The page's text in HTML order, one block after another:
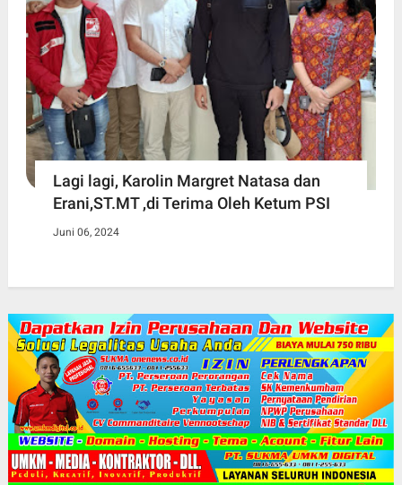
Lagi lagi, Karolin Margret Natasa dan
Erani,ST.MT ,di Terima Oleh Ketum PSI
Juni 06, 2024